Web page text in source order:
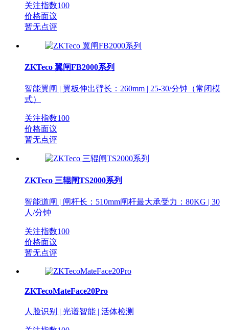
关注指数100
价格面议
暂无点评
ZKTeco 翼闸FB2000系列
智能翼闸 | 翼板伸出臂长：260mm | 25-30/分钟（常闭模
式）
关注指数100
价格面议
暂无点评
ZKTeco 三辊闸TS2000系列
智能道闸 | 闸杆长：510mm闸杆最大承受力：80KG | 30
人/分钟
关注指数100
价格面议
暂无点评
ZKTecoMateFace20Pro
人脸识别 | 光谱智能 | 活体检测